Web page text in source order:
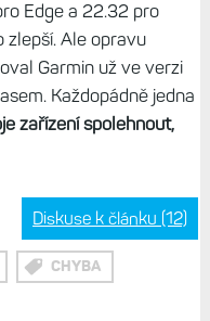
Edge a 22.32 pro
zlepší. Ale opravu
Garmin už ve verzi
Každopádně jedna
zařízení spolehnout,
Diskuse k článku (12)
CHYBA